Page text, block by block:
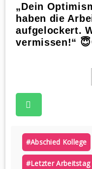
„Dein
haben die
aufgelockert.
vermissen!“
#abschied Kollege
#letzter Arbeitstag